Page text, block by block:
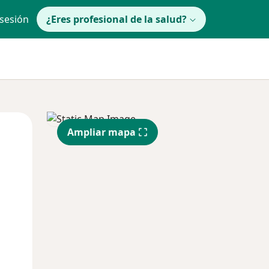
¿Eres profesional de la salud?
Vie
14 Ago
Sáb
15 Ago
Ampliar mapa